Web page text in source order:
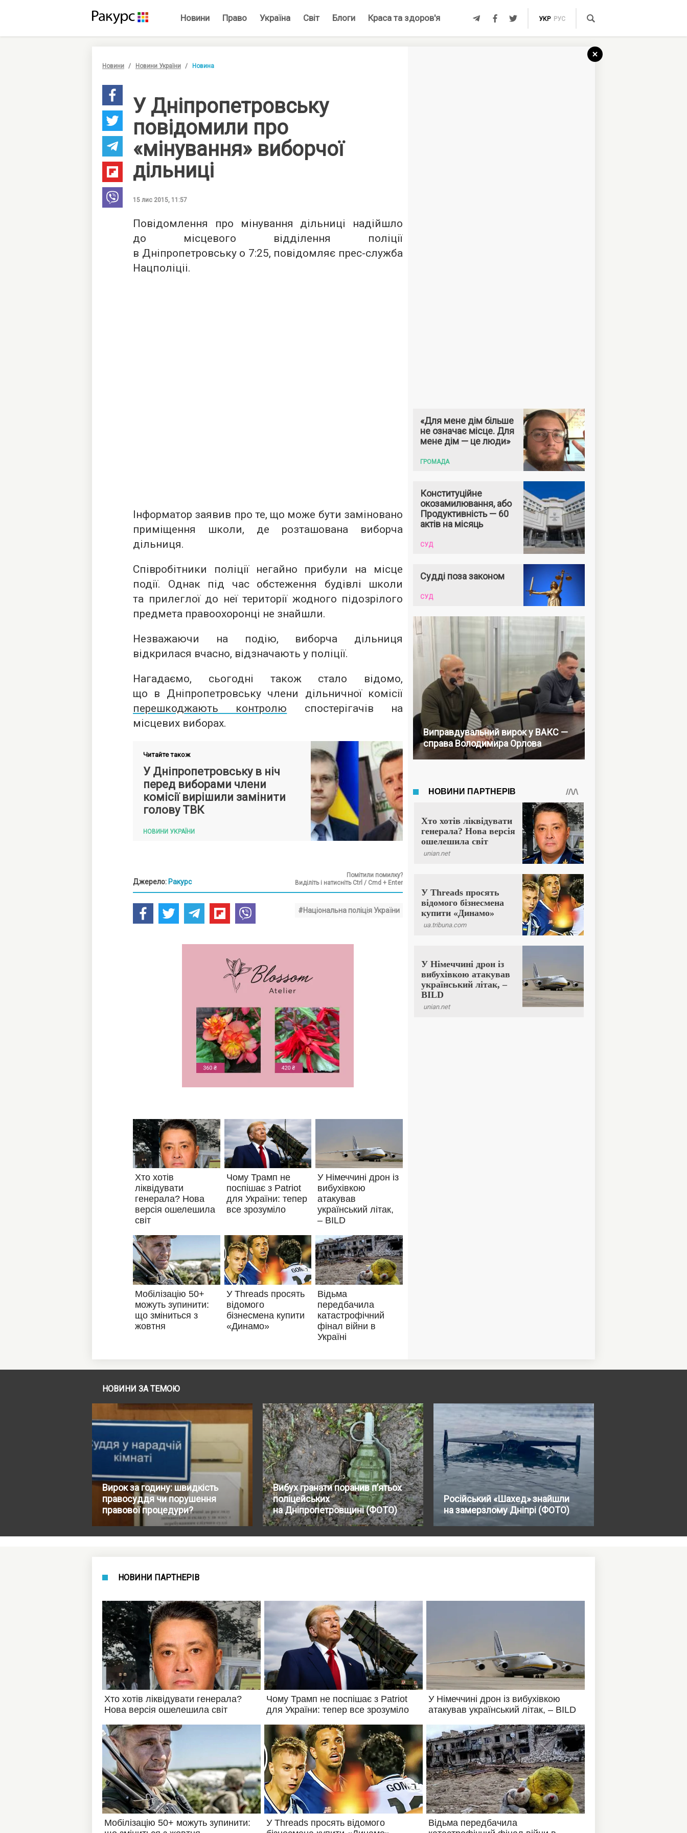
Новини Право Україна Світ Блоги Краса та здоров'я УКР РУС
Новини Новини України Новина
У Дніпропетровську
повідомили про
«мінування» виборчої
дільниці
15 лис 2015, 11:57
Повідомлення про мінування дільниці надійшло
до місцевого відділення поліції
в Дніпропетровську о 7:25, повідомляє прес-служба
Нацполіціі.
Інформатор заявив про те, що може бути заміновано
приміщення школи, де розташована виборча
дільниця.
Співробітники поліції негайно прибули на місце
події. Однак під час обстеження будівлі школи
та прилеглої до неї території жодного підозрілого
предмета правоохоронці не знайшли.
Незважаючи на подію, виборча дільниця
відкрилася вчасно, відзначають у поліції.
Нагадаємо, сьогодні також стало відомо,
що в Дніпропетровську члени дільничної комісії
перешкоджають контролю спостерігачів на
місцевих виборах.
Читайте також
У Дніпропетровську в ніч
перед виборами члени
комісії вирішили замінити
голову ТВК
НОВИНИ УКРАЇНИ
Джерело: Ракурс
Помітили помилку?
Виділіть і натисніть Ctrl / Cmd + Enter
#Національна поліція України
«Для мене дім більше
не означає місце. Для
мене дім — це люди»
ГРОМАДА
Конституційне
окозамилювання, або
Продуктивність — 60
актів на місяць
СУД
Судді поза законом
СУД
Виправдувальний вирок у ВАКС —
справа Володимира Орлова
НОВИНИ ЗА ТЕМОЮ
Вирок за годину: швидкість
правосуддя чи порушення
правової процедури?
Вибух гранати поранив п’ятьох
поліцейських
на Дніпропетровщині (ФОТО)
Російський «Шахед» знайшли
на замерзлому Дніпрі (ФОТО)
НОВИНИ ПАРТНЕРІВ